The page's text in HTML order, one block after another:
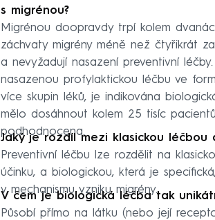
s migrénou?
Migrénou doopravdy trpí kolem
záchvaty migrény méně než čtyřikrát
a nevyžadují nasazení preventivní
nasazenou profylaktickou léčbu ve
více skupin léků, je indikována
mělo dosáhnout kolem 25 tisíc
podhodnocena.
Jaký je rozdíl mezi klasickou léčbou
Preventivní léčbu lze rozdělit na
účinku, a biologickou, která je
v mechanismu vzniku migrény.
V čem je biologická léčba tak
Působí přímo na látku (nebo její